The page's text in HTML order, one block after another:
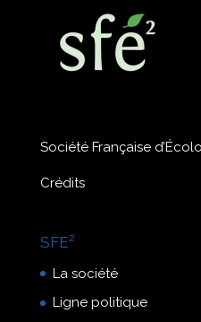
Société Française
Crédits
SFE²
La société
Ligne politique